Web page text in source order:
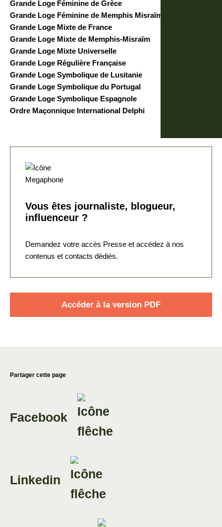
Grande Loge Féminine de Grèce
Grande Loge Féminine de Memphis Misraïm
Grande Loge Mixte de France
Grande Loge Mixte de Memphis-Misraïm
Grande Loge Mixte Universelle
Grande Loge Régulière Française
Grande Loge Symbolique de Lusitanie
Grande Loge Symbolique du Portugal
Grande Loge Symbolique Espagnole
Ordre Maçonnique International Delphi
Accéder à la version PDF
Vous êtes journaliste, blogueur,
influenceur ?
Demandez votre accès Presse et accédez à nos
contenus et contacts dédiés.
Partager cette page
Facebook
Linkedin